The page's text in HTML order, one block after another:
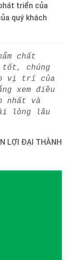
triển của
quý khách
chất
chúng
vị trí của
xem điều
nhất và
lòng lâu
LỢI ĐẠI THÀNH